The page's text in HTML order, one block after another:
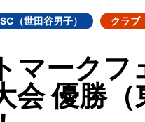
（世田谷男子） クラブ
マークフ
会 優勝